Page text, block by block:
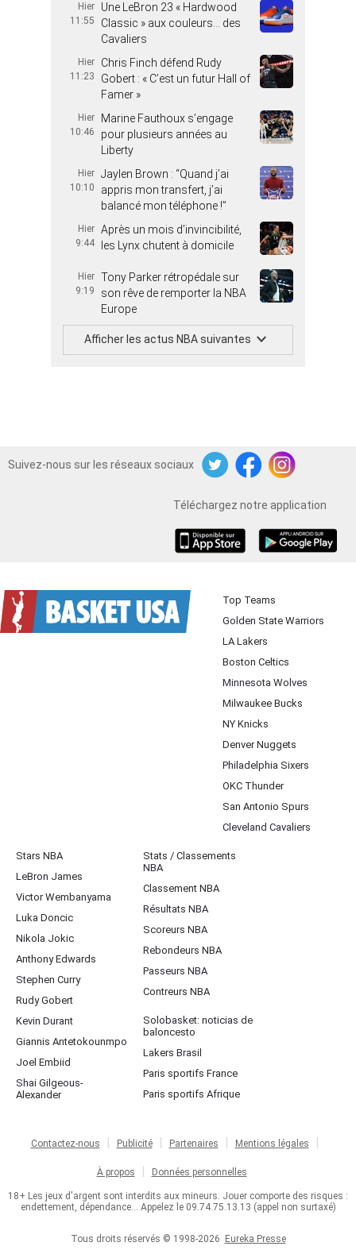
Hier
11:55
Une LeBron 23 « Hardwood
Classic » aux couleurs… des
Cavaliers
Hier
11:23
Chris Finch défend Rudy
Gobert : « C’est un futur Hall of
Famer »
Hier
10:46
Marine Fauthoux s’engage
pour plusieurs années au
Liberty
Hier
10:10
Jaylen Brown : “Quand j’ai
appris mon transfert, j’ai
balancé mon téléphone !”
Hier
9:44
Après un mois d’invincibilité,
les Lynx chutent à domicile
Hier
9:19
Tony Parker rétropédale sur
son rêve de remporter la NBA
Europe
Afficher les actus NBA suivantes
Suivez-nous sur les réseaux sociaux
TwitterFacebookInstagram
Téléchargez notre application
Top Teams
Golden State Warriors
LA Lakers
Boston Celtics
Minnesota Wolves
Milwaukee Bucks
NY Knicks
Denver Nuggets
Philadelphia Sixers
OKC Thunder
San Antonio Spurs
Cleveland Cavaliers
Stars NBA
LeBron James
Victor Wembanyama
Luka Doncic
Nikola Jokic
Anthony Edwards
Stephen Curry
Rudy Gobert
Kevin Durant
Giannis Antetokounmpo
Joel Embiid
Shai Gilgeous-
Alexander
Stats / Classements
NBA
Classement NBA
Résultats NBA
Scoreurs NBA
Rebondeurs NBA
Passeurs NBA
Contreurs NBA
Solobasket: noticias de
baloncesto
Lakers Brasil
Paris sportifs France
Paris sportifs Afrique
Contactez-nous Publicité Partenaires Mentions légales
À propos Données personnelles
18+ Les jeux d'argent sont interdits aux mineurs. Jouer comporte des risques :
endettement, dépendance... Appelez le 09.74.75.13.13 (appel non surtaxé)
Tous droits réservés © 1998-2026 Eureka Presse